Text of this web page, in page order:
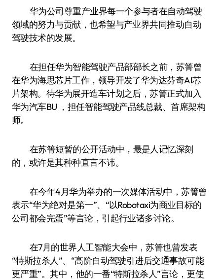
华为公司尊重产业界每一个参与者在自动驾驶
领域的努力与贡献，也希望与产业界共同推动自动
驾驶技术的发展。
在担任华为智能驾驶产品部部长之前，苏箐曾
在华为海思芯片工作，领导开发了华为达芬奇AI芯
片架构。待华为展开造车计划之后，苏箐正式加入
华为汽车BU ，担任智能驾驶产品线总裁、首席架构
师。
在苏箐短暂的公开活动中，最是人记忆深刻
的，或许是其种种直言不讳。
在今年4月华为举办的一次媒体活动中，苏箐曾
表示“华为绝对是第一”、“以Robotaxi为商业目标的
公司都会完蛋”等言论，引起行业诸多讨论。
在7月的世界人工智能大会中，苏箐也曾发表
“特斯拉杀人”、“高阶自动驾驶引进后交通事故可能
更严重”。其中，他的一番“特斯拉杀人”言论，更使